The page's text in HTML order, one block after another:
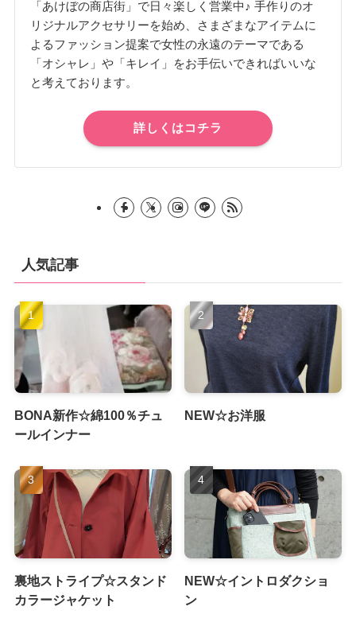
「あけぼの商店街」で日々楽しく営業中♪ 手作りのオ
リジナルアクセサリーを始め、さまざまなアイテムに
よるファッション提案で女性の永遠のテーマである
「オシャレ」や「キレイ」をお手伝いできればいいな
と考えております。
詳しくはコチラ
人気記事
BONA新作☆綿100％チュ
ールインナー
NEW☆お洋服
裏地ストライプ☆スタンド
カラージャケット
NEW☆イントロダクショ
ン